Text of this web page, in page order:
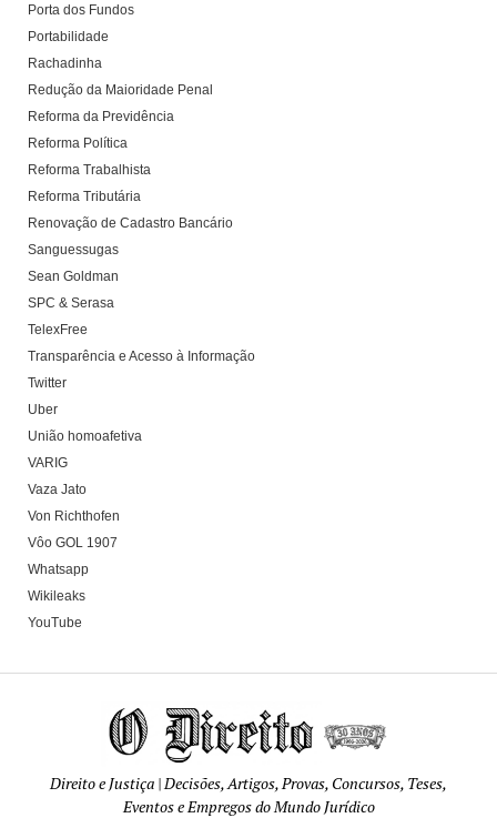
Porta dos Fundos
Portabilidade
Rachadinha
Redução da Maioridade Penal
Reforma da Previdência
Reforma Política
Reforma Trabalhista
Reforma Tributária
Renovação de Cadastro Bancário
Sanguessugas
Sean Goldman
SPC & Serasa
TelexFree
Transparência e Acesso à Informação
Twitter
Uber
União homoafetiva
VARIG
Vaza Jato
Von Richthofen
Vôo GOL 1907
Whatsapp
Wikileaks
YouTube
Direito e Justiça | Decisões, Artigos, Provas, Concursos, Teses,
Eventos e Empregos do Mundo Jurídico